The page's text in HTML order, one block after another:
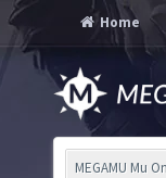
Home
MEGAMU Mu